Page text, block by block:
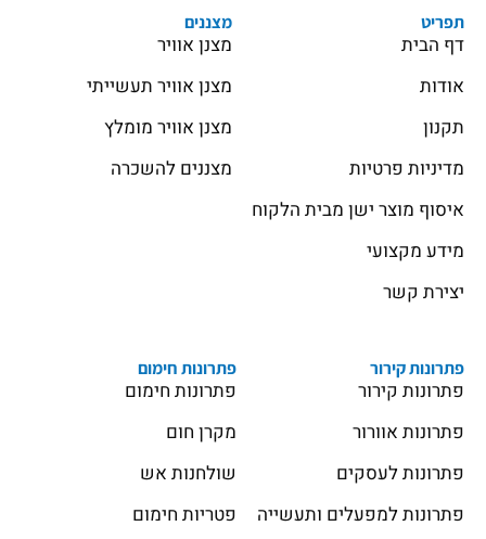
תפריט
דף הבית
אודות
תקנון
מדיניות פרטיות
איסוף מוצר ישן מבית הלקוח
מידע מקצועי
יצירת קשר
מצננים
מצנן אוויר
מצנן אוויר תעשייתי
מצנן אוויר מומלץ
מצננים להשכרה
פתרונות קירור
פתרונות קירור
פתרונות אוורור
פתרונות לעסקים
פתרונות למפעלים ותעשייה
פתרונות חימום
פתרונות חימום
מקרן חום
שולחנות אש
פטריות חימום